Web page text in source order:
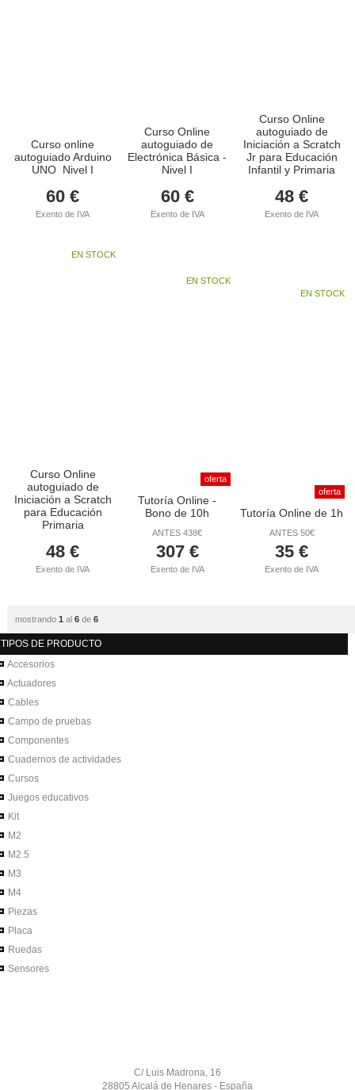
Curso online
autoguiado Arduino
UNO  Nivel I
60 €
Exento de IVA
Curso Online
autoguiado de
Electrónica Básica -
Nivel I
60 €
Exento de IVA
Curso Online
autoguiado de
Iniciación a Scratch
Jr para Educación
Infantil y Primaria
48 €
Exento de IVA
EN STOCK
Curso Online
autoguiado de
Iniciación a Scratch
para Educación
Primaria
48 €
Exento de IVA
EN STOCK
oferta
Tutoría Online -
Bono de 10h
ANTES 438€
307 €
Exento de IVA
EN STOCK
oferta
Tutoría Online de 1h
ANTES 50€
35 €
Exento de IVA
mostrando 1 al 6de 6
TIPOS DE PRODUCTO
Accesorios
Actuadores
Cables
Campo de pruebas
Componentes
Cuadernos de actividades
Cursos
Juegos educativos
Kit
M2
M2.5
M3
M4
Piezas
Placa
Ruedas
Sensores
C/ Luis Madrona, 16
28805 Alcalá de Henares - España